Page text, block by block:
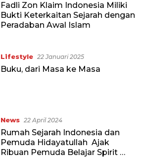
Fadli Zon Klaim Indonesia Miliki
Bukti Keterkaitan Sejarah dengan
Peradaban Awal Islam
Lifestyle 22 Januari 2025
Buku, dari Masa ke Masa
News 22 April 2024
Rumah Sejarah Indonesia dan
Pemuda Hidayatullah Ajak
Ribuan Pemuda Belajar Spirit